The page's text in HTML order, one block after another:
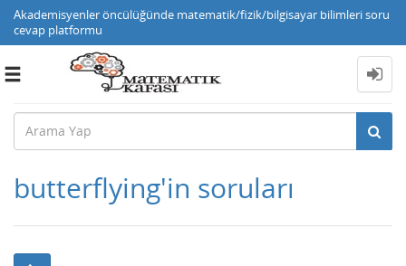
Akademisyenler öncülüğünde matematik/fizik/bilgisayar bilimleri soru
cevap platformu
Toggle
butterflying'in soruları